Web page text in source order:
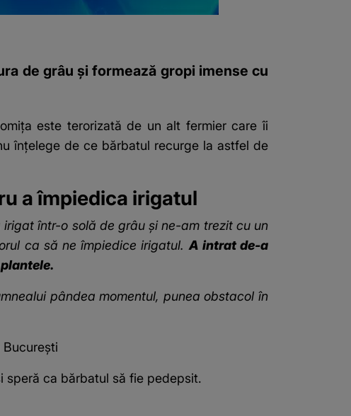
de grâu și formează gropi imense cu
este terorizată de un alt fermier care îi
înțelege de ce bărbatul recurge la astfel de
a împiedica irigatul
într-o solă de grâu și ne-am trezit cu un
ca să ne împiedice irigatul.A intrat de-a
pândea momentul, punea obstacol în
București
speră ca bărbatul să fie pedepsit.